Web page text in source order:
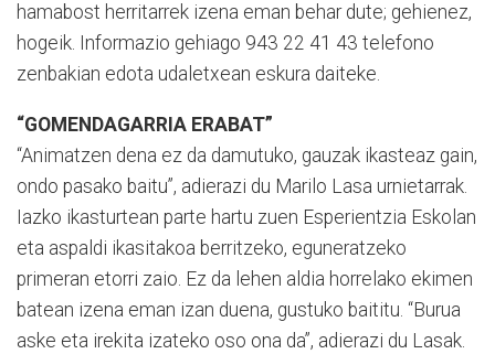
hamabost herritarrek izena eman behar dute; gehienez,
hogeik. Informazio gehiago 943 22 41 43 telefono
zenbakian edota udaletxean eskura daiteke.
“GOMENDAGARRIA ERABAT”
“Animatzen dena ez da damutuko, gauzak ikasteaz gain,
ondo pasako baitu”, adierazi du Marilo Lasa urnietarrak.
Iazko ikasturtean parte hartu zuen Esperientzia Eskolan
eta aspaldi ikasitakoa berritzeko, eguneratzeko
primeran etorri zaio. Ez da lehen aldia horrelako ekimen
batean izena eman izan duena, gustuko baititu. “Burua
aske eta irekita izateko oso ona da”, adierazi du Lasak.